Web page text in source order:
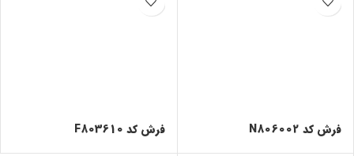
فرش کد N806002 فرش کد F803610